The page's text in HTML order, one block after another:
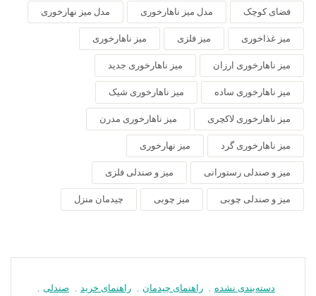
فضای کوچک مدل میز ناهارخوری مدل میز نهارخوری
میز غذاخوری میز فلزی میز ناهارخوری
میز ناهارخوری ارزان میز ناهارخوری جدید
میز ناهارخوری ساده میز ناهارخوری شیک
میز ناهارخوری لاکچری میز ناهارخوری مدرن
میز ناهارخوری گرد میز نهارخوری
میز و صندلی رستورانی میز و صندلی فلزی
میز و صندلی چوبی میز چوبی چیدمان منزل
دسته‌بندی نشده راهنمای چیدمان راهنمای خرید صندلی